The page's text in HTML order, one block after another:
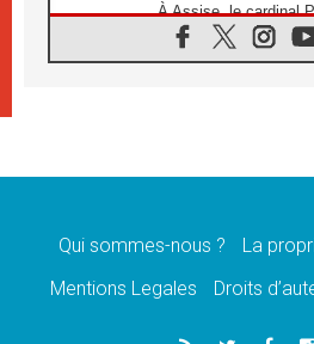
À Assise, le cardinal
«les chrétiens veulent
06.08.2026
message de paix et
«La visite du Pape en
05.08.2026
Qui sommes-nous ? La
Mentions Legales
Droits